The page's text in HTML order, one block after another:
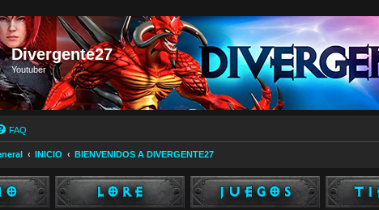
Divergente27
Youtuber
FAQ
INICIO BIENVENIDOS A DIVERGENTE27